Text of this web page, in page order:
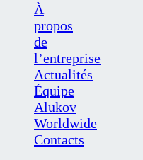
À
propos
de
l’entreprise
Actualités
Équipe
Alukov
Worldwide
Contacts